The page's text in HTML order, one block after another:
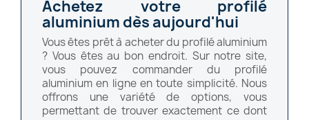
Achetez votre profilé
aluminium dès aujourd'hui
Vous êtes prêt à acheter du profilé aluminium
? Vous êtes au bon endroit. Sur notre site,
vous pouvez commander du profilé
aluminium en ligne en toute simplicité. Nous
offrons une variété de options, vous
permettant de trouver exactement ce dont